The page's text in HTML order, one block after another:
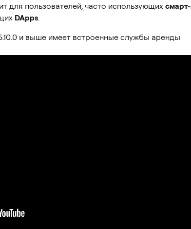
для пользователей, часто использующих смарт-
DApps.
и выше имеет встроенные службы аренды